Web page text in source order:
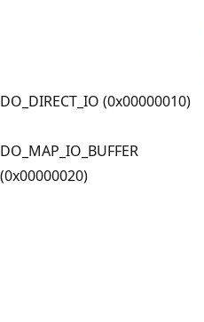
DO_DIRECT_IO (0x00000010)
DO_MAP_IO_BUFFER
(0x00000020)